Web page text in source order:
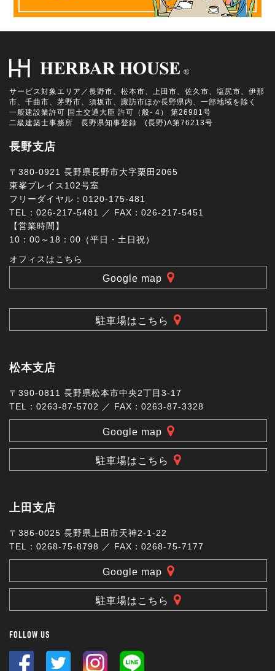
サービス対象エリア／長野市、松本市、上田市、佐久市、塩尻市、伊那
市、千曲市、茅野市、須坂市、諏訪市ほか長野県内、一部地域を除く
一般建設業許可 国土交通大臣 許可（般- 4） 第26981号
二級建築士事務所 長野県知事登録 (長野)A第76213号
長野支店
〒380-0921 長野県長野市大字栗田2065
東峯プレイス102号室
フリーダイヤル：0120-175-481
TEL：026-217-5481 ／ FAX：026-217-5451
【営業時間】
10：00～18：00（平日・土日祝）
オフィスはこちら
Google map
駐車場はこちら
松本支店
〒390-0811 長野県松本市中央2丁目3-17
TEL：0263-87-5702 ／ FAX：0263-87-3328
Google map
駐車場はこちら
上田支店
〒386-0025 長野県上田市天神2-1-22
TEL：0268-75-8798 ／ FAX：0268-75-7177
Google map
駐車場はこちら
FOLLOW US